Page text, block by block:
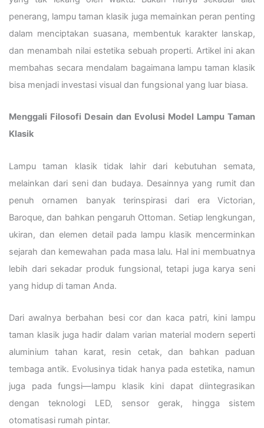
penerang, lampu taman klasik juga memainkan peran penting
dalam menciptakan suasana, membentuk karakter lanskap,
dan menambah nilai estetika sebuah properti. Artikel ini akan
membahas secara mendalam bagaimana lampu taman klasik
bisa menjadi investasi visual dan fungsional yang luar biasa.
Menggali Filosofi Desain dan Evolusi Model Lampu Taman
Klasik
Lampu taman klasik tidak lahir dari kebutuhan semata,
melainkan dari seni dan budaya. Desainnya yang rumit dan
penuh ornamen banyak terinspirasi dari era Victorian,
Baroque, dan bahkan pengaruh Ottoman. Setiap lengkungan,
ukiran, dan elemen detail pada lampu klasik mencerminkan
sejarah dan kemewahan pada masa lalu. Hal ini membuatnya
lebih dari sekadar produk fungsional, tetapi juga karya seni
yang hidup di taman Anda.
Dari awalnya berbahan besi cor dan kaca patri, kini lampu
taman klasik juga hadir dalam varian material modern seperti
aluminium tahan karat, resin cetak, dan bahkan paduan
tembaga antik. Evolusinya tidak hanya pada estetika, namun
juga pada fungsi—lampu klasik kini dapat diintegrasikan
dengan teknologi LED, sensor gerak, hingga sistem
otomatisasi rumah pintar.